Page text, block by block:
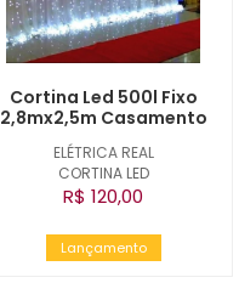
ELÉTRICA REAL
CORTINA LED
Cortina Led 500l Fixo
2,8mx2,5m Casamento
R$ 120,00
Lançamento